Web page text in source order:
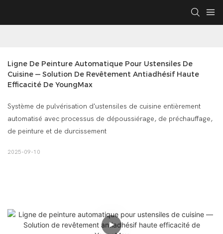
Ligne De Peinture Automatique Pour Ustensiles De
Cuisine — Solution De Revêtement Antiadhésif Haute
Efficacité De YoungMax
Système de pulvérisation d'ustensiles de cuisine entièrement
automatisé avec processus de dépoussiérage, de préchauffage,
de peinture et de durcissement
2025-09-10